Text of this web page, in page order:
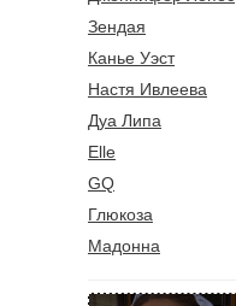
Зендая
Канье Уэст
Настя Ивлеева
Дуа Липа
Elle
GQ
Глюкоза
Мадонна